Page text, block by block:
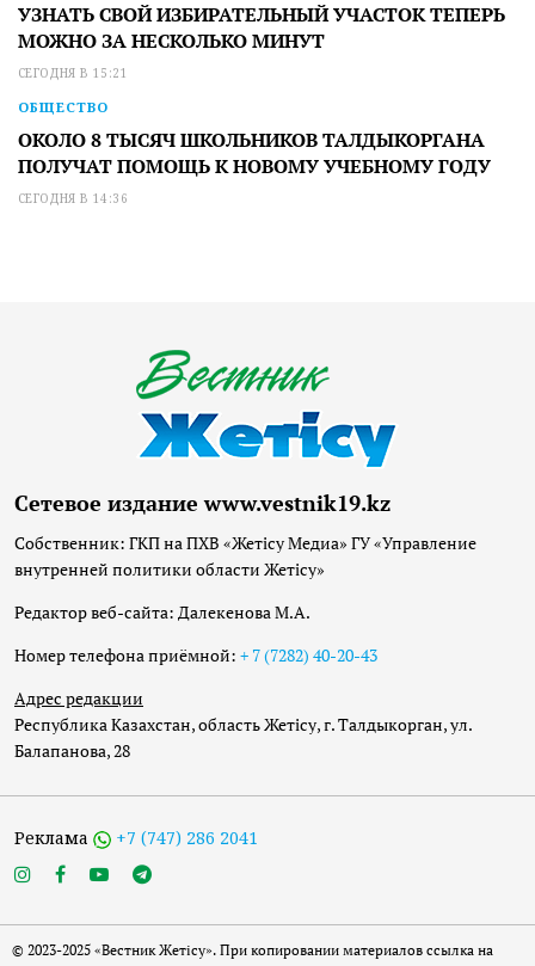
УЗНАТЬ СВОЙ ИЗБИРАТЕЛЬНЫЙ УЧАСТОК ТЕПЕРЬ
МОЖНО ЗА НЕСКОЛЬКО МИНУТ
СЕГОДНЯ В 15:21
ОБЩЕСТВО
ОКОЛО 8 ТЫСЯЧ ШКОЛЬНИКОВ ТАЛДЫКОРГАНА
ПОЛУЧАТ ПОМОЩЬ К НОВОМУ УЧЕБНОМУ ГОДУ
СЕГОДНЯ В 14:36
Сетевое издание www.vestnik19.kz
Собственник: ГКП на ПХВ «Жетісу Медиа» ГУ «Управление
внутренней политики области Жетісу»
Редактор веб-сайта: Далекенова М.А.
Номер телефона приёмной: + 7 (7282) 40-20-43
Адрес редакции
Республика Казахстан, область Жетісу, г. Талдыкорган, ул.
Балапанова, 28
Реклама +7 (747) 286 2041
© 2023-2025 «Вестник Жетісу». При копировании материалов ссылка на